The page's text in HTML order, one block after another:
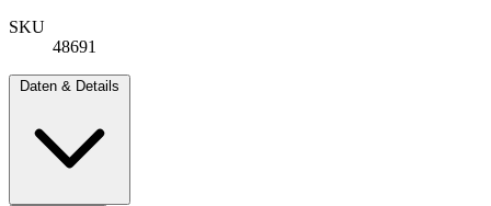
SKU
48691
Daten & Details